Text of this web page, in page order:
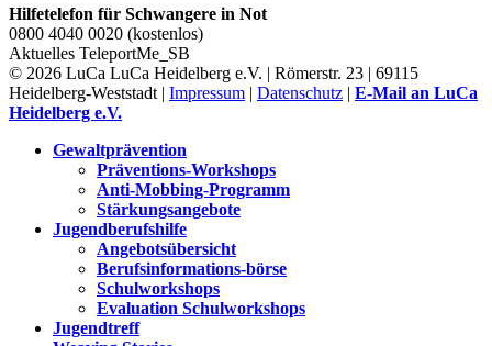
Hilfetelefon für Schwangere in Not
0800 4040 0020 (kostenlos)
Aktuelles TeleportMe_SB
© 2026 LuCa LuCa Heidelberg e.V. | Römerstr. 23 | 69115
Heidelberg-Weststadt | Impressum | Datenschutz | E-Mail an LuCa
Heidelberg e.V.
Gewaltprävention
Präventions-Workshops
Anti-Mobbing-Programm
Stärkungsangebote
Jugendberufshilfe
Angebotsübersicht
Berufsinformations-börse
Schulworkshops
Evaluation Schulworkshops
Jugendtreff